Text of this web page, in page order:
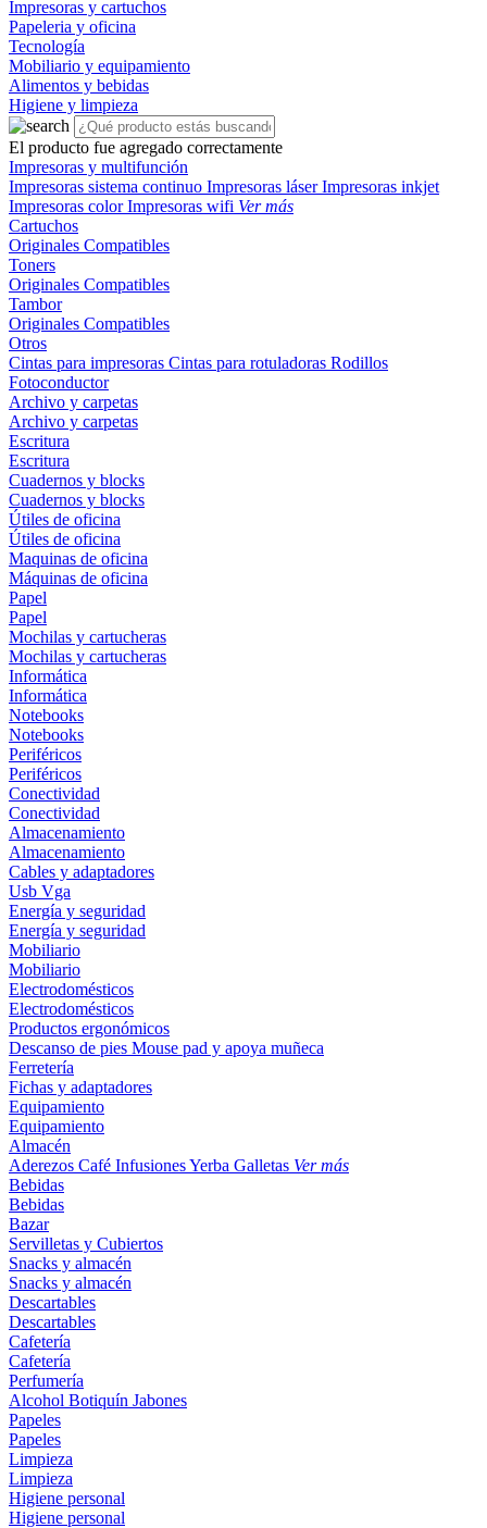
Impresoras y cartuchos
Papeleria y oficina
Tecnología
Mobiliario y equipamiento
Alimentos y bebidas
Higiene y limpieza
El producto fue agregado correctamente
Impresoras y multifunción
Impresoras sistema continuo Impresoras láserImpresoras inkjet
Impresoras colorImpresoras wifi Ver más
Cartuchos
Originales Compatibles
Toners
Originales Compatibles
Tambor
Originales Compatibles
Otros
Cintas para impresoras Cintas para rotuladoras Rodillos
Fotoconductor
Archivo y carpetas
Archivo y carpetas
Escritura
Escritura
Cuadernos y blocks
Cuadernos y blocks
Útiles de oficina
Útiles de oficina
Maquinas de oficina
Máquinas de oficina
Papel
Papel
Mochilas y cartucheras
Mochilas y cartucheras
Informática
Informática
Notebooks
Notebooks
Periféricos
Periféricos
Conectividad
Conectividad
Almacenamiento
Almacenamiento
Cables y adaptadores
Usb Vga
Energía y seguridad
Energía y seguridad
Mobiliario
Mobiliario
Electrodomésticos
Electrodomésticos
Productos ergonómicos
Descanso de pies Mouse pad y apoya muñeca
Ferretería
Fichas y adaptadores
Equipamiento
Equipamiento
Almacén
Aderezos Café InfusionesYerba Galletas Ver más
Bebidas
Bebidas
Bazar
Servilletas y Cubiertos
Snacks y almacén
Snacks y almacén
Descartables
Descartables
Cafetería
Cafetería
Perfumería
Alcohol Botiquín Jabones
Papeles
Papeles
Limpieza
Limpieza
Higiene personal
Higiene personal